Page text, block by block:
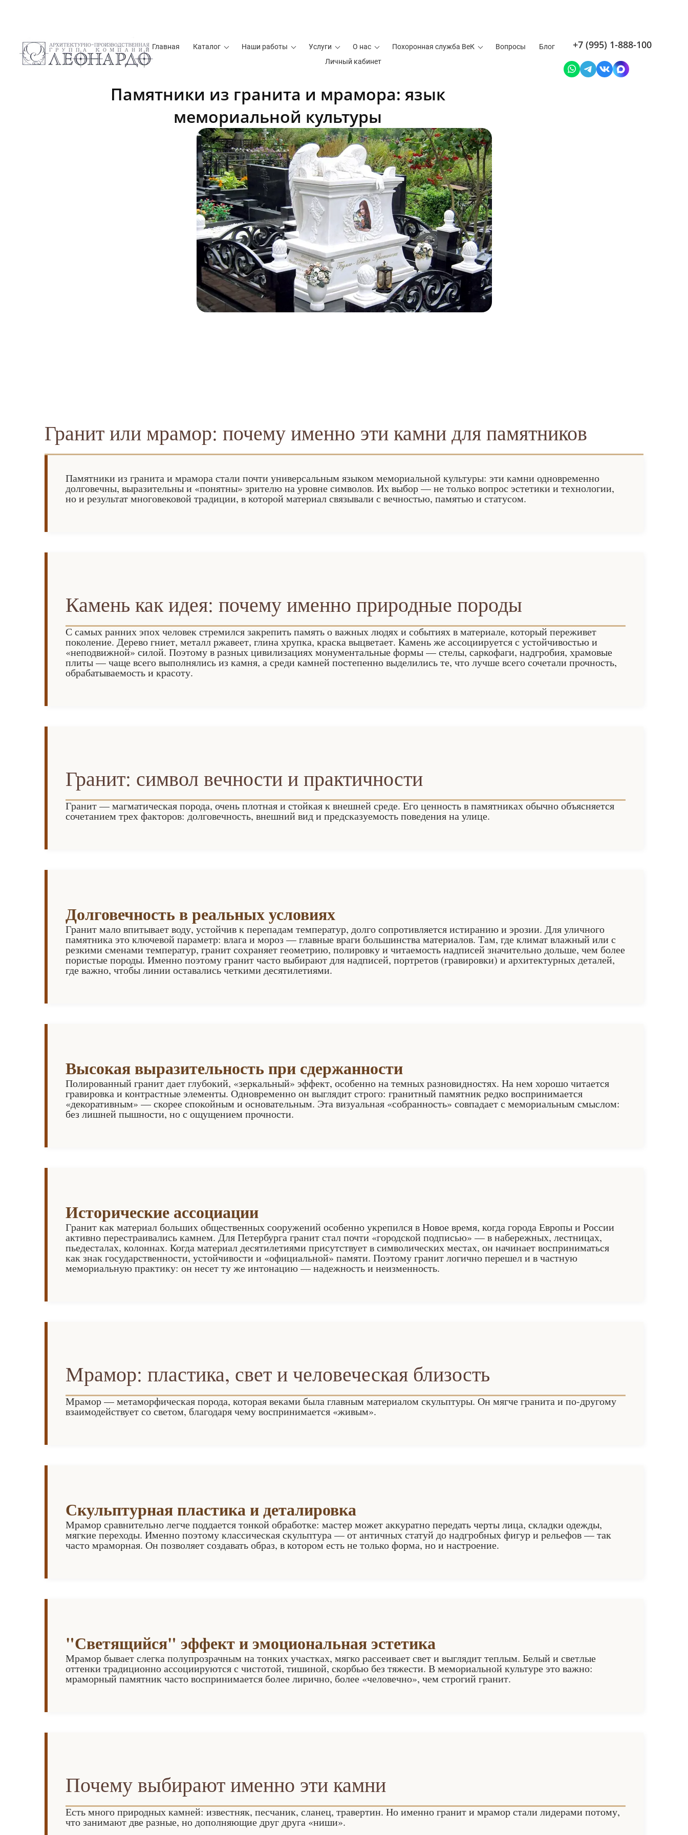
Главная Каталог Наши работы Услуги О нас Похоронная служба ВеК Вопросы
Блог
Личный кабинет
+7 (995) 1-888-100
Памятники из гранита и мрамора: язык
мемориальной культуры
Гранит или мрамор: почему именно эти камни для памятников
Памятники из гранита и мрамора стали почти универсальным языком мемориальной культуры: эти камни одновременно
долговечны, выразительны и «понятны» зрителю на уровне символов. Их выбор — не только вопрос эстетики и технологии,
но и результат многовековой традиции, в которой материал связывали с вечностью, памятью и статусом.
Камень как идея: почему именно природные породы
С самых ранних эпох человек стремился закрепить память о важных людях и событиях в материале, который переживет
поколение. Дерево гниет, металл ржавеет, глина хрупка, краска выцветает. Камень же ассоциируется с устойчивостью и
«неподвижной» силой. Поэтому в разных цивилизациях монументальные формы — стелы, саркофаги, надгробия, храмовые
плиты — чаще всего выполнялись из камня, а среди камней постепенно выделились те, что лучше всего сочетали прочность,
обрабатываемость и красоту.
Гранит: символ вечности и практичности
Гранит — магматическая порода, очень плотная и стойкая к внешней среде. Его ценность в памятниках обычно объясняется
сочетанием трех факторов: долговечность, внешний вид и предсказуемость поведения на улице.
Долговечность в реальных условиях
Гранит мало впитывает воду, устойчив к перепадам температур, долго сопротивляется истиранию и эрозии. Для уличного
памятника это ключевой параметр: влага и мороз — главные враги большинства материалов. Там, где климат влажный или с
резкими сменами температур, гранит сохраняет геометрию, полировку и читаемость надписей значительно дольше, чем более
пористые породы. Именно поэтому гранит часто выбирают для надписей, портретов (гравировки) и архитектурных деталей,
где важно, чтобы линии оставались четкими десятилетиями.
Высокая выразительность при сдержанности
Полированный гранит дает глубокий, «зеркальный» эффект, особенно на темных разновидностях. На нем хорошо читается
гравировка и контрастные элементы. Одновременно он выглядит строго: гранитный памятник редко воспринимается
«декоративным» — скорее спокойным и основательным. Эта визуальная «собранность» совпадает с мемориальным смыслом:
без лишней пышности, но с ощущением прочности.
Исторические ассоциации
Гранит как материал больших общественных сооружений особенно укрепился в Новое время, когда города Европы и России
активно перестраивались камнем. Для Петербурга гранит стал почти «городской подписью» — в набережных, лестницах,
пьедесталах, колоннах. Когда материал десятилетиями присутствует в символических местах, он начинает восприниматься
как знак государственности, устойчивости и «официальной» памяти. Поэтому гранит логично перешел и в частную
мемориальную практику: он несет ту же интонацию — надежность и неизменность.
Мрамор: пластика, свет и человеческая близость
Мрамор — метаморфическая порода, которая веками была главным материалом скульптуры. Он мягче гранита и по-другому
взаимодействует со светом, благодаря чему воспринимается «живым».
Скульптурная пластика и деталировка
Мрамор сравнительно легче поддается тонкой обработке: мастер может аккуратно передать черты лица, складки одежды,
мягкие переходы. Именно поэтому классическая скульптура — от античных статуй до надгробных фигур и рельефов — так
часто мраморная. Он позволяет создавать образ, в котором есть не только форма, но и настроение.
"Светящийся" эффект и эмоциональная эстетика
Мрамор бывает слегка полупрозрачным на тонких участках, мягко рассеивает свет и выглядит теплым. Белый и светлые
оттенки традиционно ассоциируются с чистотой, тишиной, скорбью без тяжести. В мемориальной культуре это важно:
мраморный памятник часто воспринимается более лирично, более «человечно», чем строгий гранит.
Почему выбирают именно эти камни
Есть много природных камней: известняк, песчаник, сланец, травертин. Но именно гранит и мрамор стали лидерами потому,
что занимают две разные, но дополняющие друг друга «ниши».